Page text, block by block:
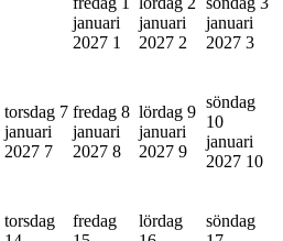
januari
2027 1
januari
2027 2
januari
2027 3
torsdag 7
januari
2027 7
fredag 8
januari
2027 8
lördag 9
januari
2027 9
söndag
10
januari
2027 10
torsdag
fredag
lördag
söndag